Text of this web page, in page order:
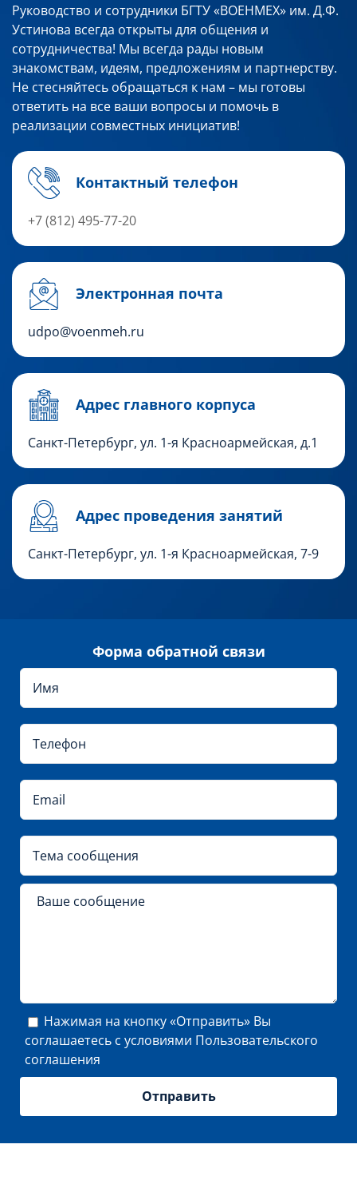
Руководство и сотрудники БГТУ «ВОЕНМЕХ» им. Д.Ф.
Устинова всегда открыты для общения и
сотрудничества! Мы всегда рады новым
знакомствам, идеям, предложениям и партнерству.
Не стесняйтесь обращаться к нам – мы готовы
ответить на все ваши вопросы и помочь в
реализации совместных инициатив!
Контактный телефон
+7 (812) 495-77-20
Электронная почта
udpo@voenmeh.ru
Адрес главного корпуса
Санкт-Петербург, ул. 1-я Красноармейская, д.1
Адрес проведения занятий
Санкт-Петербург, ул. 1-я Красноармейская, 7-9
Форма обратной связи
Нажимая на кнопку «Отправить» Вы
соглашаетесь с условиями Пользовательского
соглашения